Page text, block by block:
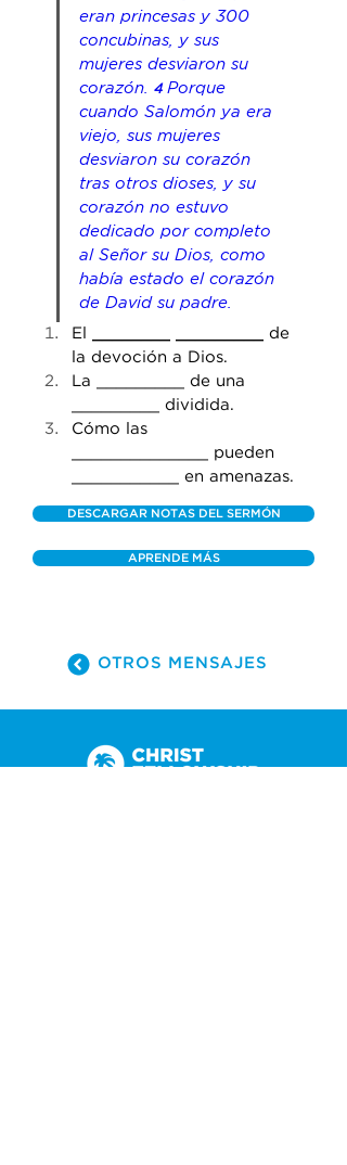
eran princesas y 300
concubinas, y sus
mujeres desviaron su
corazón. 4 Porque
cuando Salomón ya era
viejo, sus mujeres
desviaron su corazón
tras otros dioses, y su
corazón no estuvo
dedicado por completo
al Señor su Dios, como
había estado el corazón
de David su padre.
El
de
la devoción a Dios.
La _________ de una
_________ dividida.
Cómo las
______________ pueden
___________ en amenazas.
DESCARGAR NOTAS DEL SERMÓN
APRENDE MÁS
OTROS MENSAJES